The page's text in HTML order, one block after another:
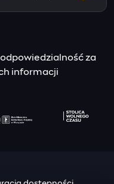
za
informacji